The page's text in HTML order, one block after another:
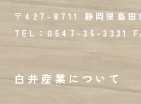
〒427-8711 静岡県島田
TEL：0547-35-3331
白井産業について